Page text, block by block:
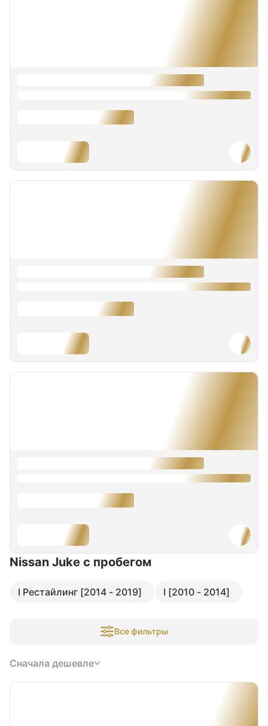
Nissan Juke с пробегом
I Рестайлинг [2014 - 2019] I [2010 - 2014]
Все фильтры
Сначала дешевле